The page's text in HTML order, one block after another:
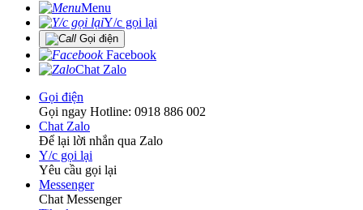
Menu
Y/c gọi lại
Gọi điện
Facebook
Chat Zalo
Gọi điện
Gọi ngay Hotline: 0918 886 002
Chat Zalo
Để lại lời nhắn qua Zalo
Y/c gọi lại
Yêu cầu gọi lại
Messenger
Chat Messenger